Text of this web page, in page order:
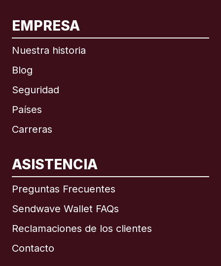
EMPRESA
Nuestra historia
Blog
Seguridad
Países
Carreras
ASISTENCIA
Preguntas Frecuentes
Sendwave Wallet FAQs
Reclamaciones de los clientes
Contacto
Internacional English
Brasil